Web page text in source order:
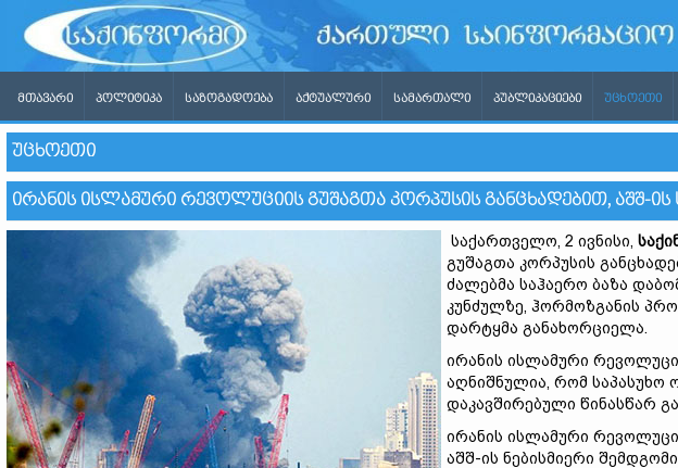
ᲛᲗᲐᲕᲐᲠᲘ ᲞᲝᲚᲘᲢᲘᲙᲐ ᲡᲐᲖᲝᲒᲐᲓᲝᲔᲑᲐ ᲐᲥᲢᲣᲐᲚᲣᲠᲘ ᲡᲐᲛᲐᲠᲗᲐᲚᲘ ᲞᲣᲑᲚᲘᲙᲐᲪᲘᲔᲑᲘ ᲣᲪᲮᲝᲔᲗᲘ
ᲣᲪᲮᲝᲔᲗᲘ
ᲘᲠᲐᲜᲘᲡ ᲘᲡᲚᲐᲛᲣᲠᲘ ᲠᲔᲕᲝᲚᲣᲪᲘᲘᲡ ᲒᲣᲨᲐᲒᲗᲐ ᲙᲝᲠᲞᲣᲡᲘᲡ ᲒᲐᲜᲪᲮᲐᲓᲔᲑᲘᲗ, ᲐᲨᲨ-ᲘᲡ
საქართველო, 2 ივნისი,
გუშაგთა კორპუსის
ძალებმა საჰაერო ბაზა
კუნძულზე, ჰორმოზგანის
დარტყმა განახორციელა.
ირანის ისლამური
აღნიშნულია, რომ საპასუხო
დაკავშირებული წინასწარ
ირანის ისლამური
აშშ-ის ნებისმიერი